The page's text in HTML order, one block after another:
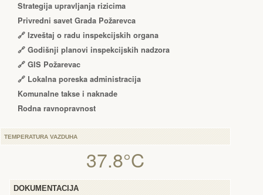
Strategija upravljanja rizicima
Privredni savet Grada Požarevca
🔗 Izveštaj o radu inspekcijskih organa
🔗 Godišnji planovi inspekcijskih nadzora
🔗 GIS Požarevac
🔗 Lokalna poreska administracija
Komunalne takse i naknade
Rodna ravnopravnost
TEMPERATURA VAZDUHA
37.8°C
DOKUMENTACIJA